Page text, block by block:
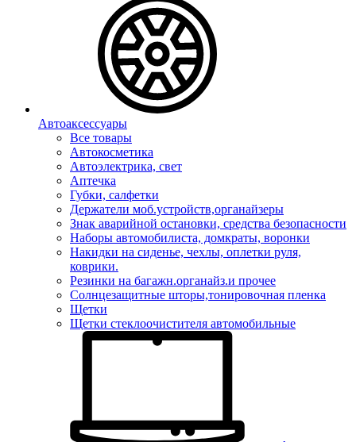
Автоаксессуары
Все товары
Автокосметика
Автоэлектрика, свет
Аптечка
Губки, салфетки
Держатели моб.устройств,органайзеры
Знак аварийной остановки, средства безопасности
Наборы автомобилиста, домкраты, воронки
Накидки на сиденье, чехлы, оплетки руля,
коврики.
Резинки на багажн.органайз.и прочее
Солнцезащитные шторы,тонировочная пленка
Щетки
Щетки стеклоочистителя автомобильные